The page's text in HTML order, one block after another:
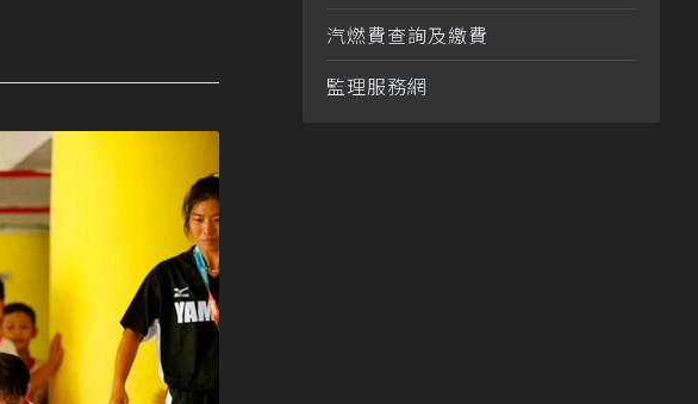
汽燃費查詢及繳費
監理服務網